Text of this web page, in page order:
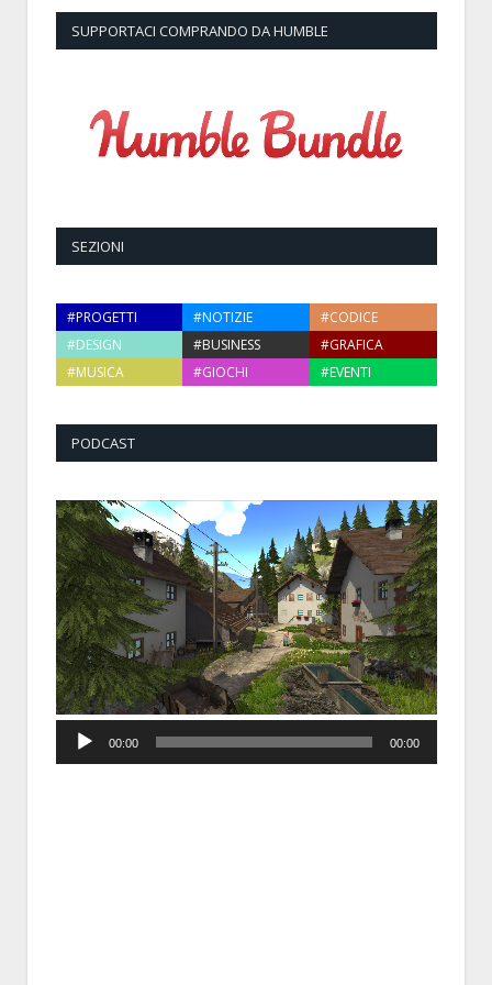
SUPPORTACI COMPRANDO DA HUMBLE
SEZIONI
#PROGETTI #NOTIZIE
#CODICE
#DESIGN
#BUSINESS
#GRAFICA
#MUSICA
#GIOCHI #EVENTI
PODCAST
Player
00:00 00:00